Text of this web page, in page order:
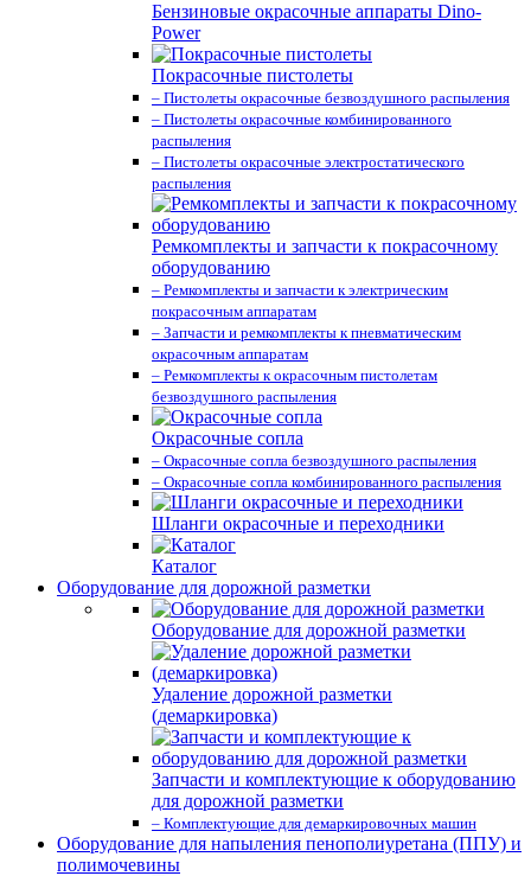
Бензиновые окрасочные аппараты Dino-
Power
Покрасочные пистолеты
– Пистолеты окрасочные безвоздушного распыления
– Пистолеты окрасочные комбинированного
распыления
– Пистолеты окрасочные электростатического
распыления
Ремкомплекты и запчасти к покрасочному
оборудованию
– Ремкомплекты и запчасти к электрическим
покрасочным аппаратам
– Запчасти и ремкомплекты к пневматическим
окрасочным аппаратам
– Ремкомплекты к окрасочным пистолетам
безвоздушного распыления
Окрасочные сопла
– Окрасочные сопла безвоздушного распыления
– Окрасочные сопла комбинированного распыления
Шланги окрасочные и переходники
Каталог
Оборудование для дорожной разметки
Оборудование для дорожной разметки
Удаление дорожной разметки
(демаркировка)
Запчасти и комплектующие к оборудованию
для дорожной разметки
– Комплектующие для демаркировочных машин
Оборудование для напыления пенополиуретана (ППУ) и
полимочевины